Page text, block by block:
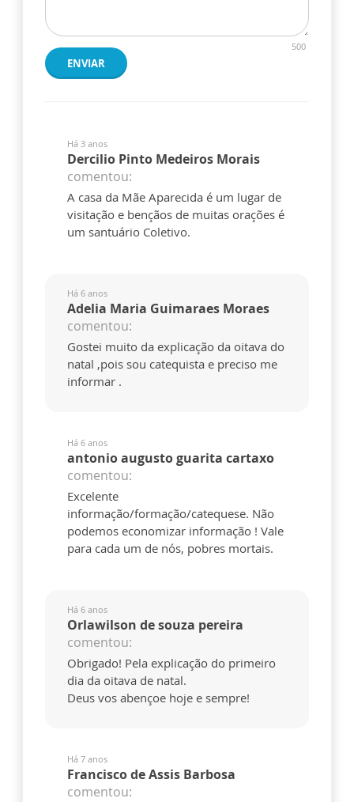
500
ENVIAR
Há 3 anos
Dercilio Pinto Medeiros Morais
comentou:
A casa da Mãe Aparecida é um lugar de
visitação e bençãos de muitas orações é
um santuário Coletivo.
Há 6 anos
Adelia Maria Guimaraes Moraes
comentou:
Gostei muito da explicação da oitava do
natal ,pois sou catequista e preciso me
informar .
Há 6 anos
antonio augusto guarita cartaxo
comentou:
Excelente
informação/formação/catequese. Não
podemos economizar informação ! Vale
para cada um de nós, pobres mortais.
Há 6 anos
Orlawilson de souza pereira
comentou:
Obrigado! Pela explicação do primeiro
dia da oitava de natal.
Deus vos abençoe hoje e sempre!
Há 7 anos
Francisco de Assis Barbosa
comentou: